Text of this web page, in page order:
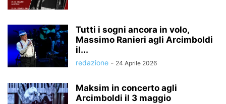
Tutti i sogni ancora in volo,
Massimo Ranieri agli Arcimboldi
il...
redazione - 24 Aprile 2026
Maksim in concerto agli
Arcimboldi il 3 maggio